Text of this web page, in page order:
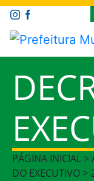
PÁGINA INICIAL >
DO EXECUTIVO >